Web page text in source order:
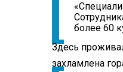
более 60
Здесь
захламлена